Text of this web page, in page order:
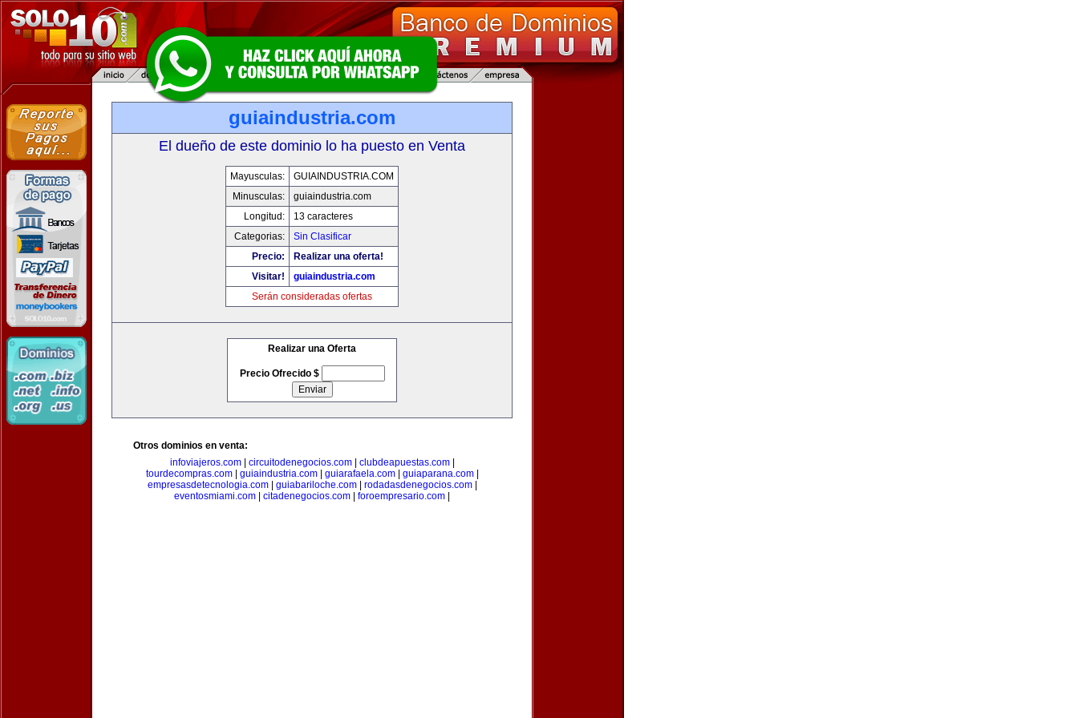
guiaindustria.com
El dueño de este dominio lo ha puesto en Venta
Mayusculas:
GUIAINDUSTRIA.COM
Minusculas:
guiaindustria.com
Longitud:
13 caracteres
Categorias:
Sin Clasificar
Precio:
Realizar una oferta!
Visitar!
guiaindustria.com
Serán consideradas ofertas
Realizar una Oferta
Precio Ofrecido $
Otros dominios en venta:
infoviajeros.com| circuitodenegocios.com| clubdeapuestas.com|
tourdecompras.com| guiaindustria.com| guiarafaela.com| guiaparana.com|
empresasdetecnologia.com| guiabariloche.com| rodadasdenegocios.com|
eventosmiami.com
citadenegocios.com foroempresario.com